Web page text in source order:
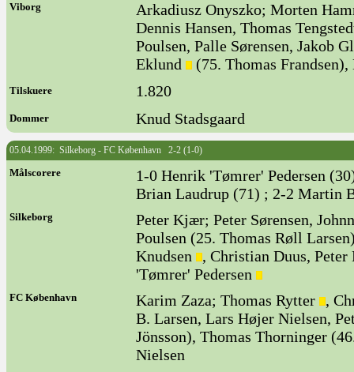
Viborg
Arkadiusz Onyszko; Morten
Dennis Hansen, Thomas
Poulsen, Palle Sørensen, Jakob
Eklund
(75. Thomas
Tilskuere 1.820
Dommer Knud Stadsgaard
05.04.1999: Silkeborg - FC København 2-2 (1-0)
Målscorere
1-0 Henrik 'Tømrer' Pedersen
Brian Laudrup (71) ; 2-2 Martin
Silkeborg
Peter Kjær; Peter Sørensen,
Poulsen (25. Thomas Røll
Knudsen
, Christian Duus, Peter
'Tømrer' Pedersen
FC København Karim Zaza; Thomas Rytter
,
B. Larsen, Lars Højer Nielsen,
Jönsson), Thomas Thorninger
Nielsen